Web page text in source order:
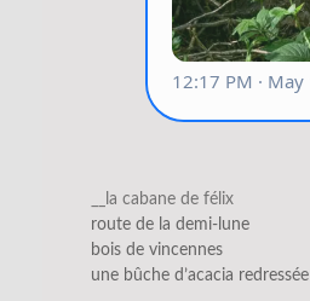
__la cabane de félix
route de la demi-lune
bois de vincennes
une bûche d’acacia redressée